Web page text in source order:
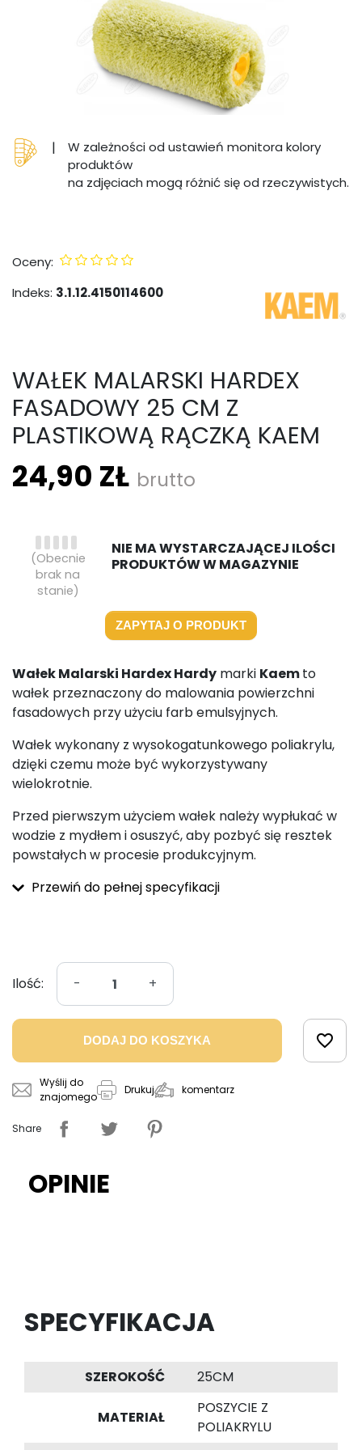
|
W zależności od ustawień monitora kolory
produktów
na zdjęciach mogą różnić się od rzeczywistych.
Oceny:
Indeks: 3.1.12.4150114600
WAŁEK MALARSKI HARDEX
FASADOWY 25 CM Z
PLASTIKOWĄ RĄCZKĄ KAEM
24,90 ZŁ brutto
NIE MA WYSTARCZAJĄCEJ ILOŚCI
PRODUKTÓW W MAGAZYNIE
(Obecnie
brak na
stanie)
ZAPYTAJ O PRODUKT
Wałek Malarski Hardex Hardy marki Kaemto
wałek przeznaczony do malowania powierzchni
fasadowych przy użyciu farb emulsyjnych.
Wałek wykonany z wysokogatunkowego poliakrylu,
dzięki czemu może być wykorzystywany
wielokrotnie.
Przed pierwszym użyciem wałek należy wypłukać w
wodzie z mydłem i osuszyć, aby pozbyć się resztek
powstałych w procesie produkcyjnym.
Przewiń do pełnej specyfikacji
Ilość: - +
DODAJ DO KOSZYKA favorite_border
Wyślij do
znajomego
Drukuj komentarz
Share
OPINIE
SPECYFIKACJA
SZEROKOŚĆ 25CM
MATERIAŁ
POSZYCIE Z
POLIAKRYLU